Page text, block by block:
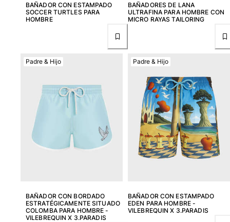
BAÑADOR CON ESTAMPADO
SOCCER TURTLES PARA
HOMBRE
BAÑADORES DE LANA
ULTRAFINA PARA HOMBRE CON
MICRO RAYAS TAILORING
BAÑADOR CON BORDADO
ESTRATÉGICAMENTE SITUADO
COLOMBA PARA HOMBRE -
VILEBREQUIN X 3.PARADIS
Padre & Hijo
BAÑADOR CON ESTAMPADO
EDEN PARA HOMBRE -
VILEBREQUIN X 3.PARADIS
Padre & Hijo